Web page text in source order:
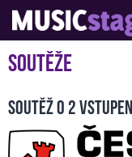
S muzikanty pro muzikanty
Soutěže
Soutěž o 2